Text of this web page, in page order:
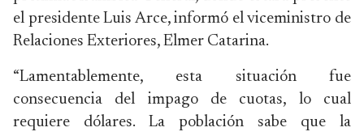
el presidente Luis Arce, informó el viceministro de
Relaciones Exteriores, Elmer Catarina.
“Lamentablemente, esta situación fue
consecuencia del impago de cuotas, lo cual
requiere dólares. La población sabe que la